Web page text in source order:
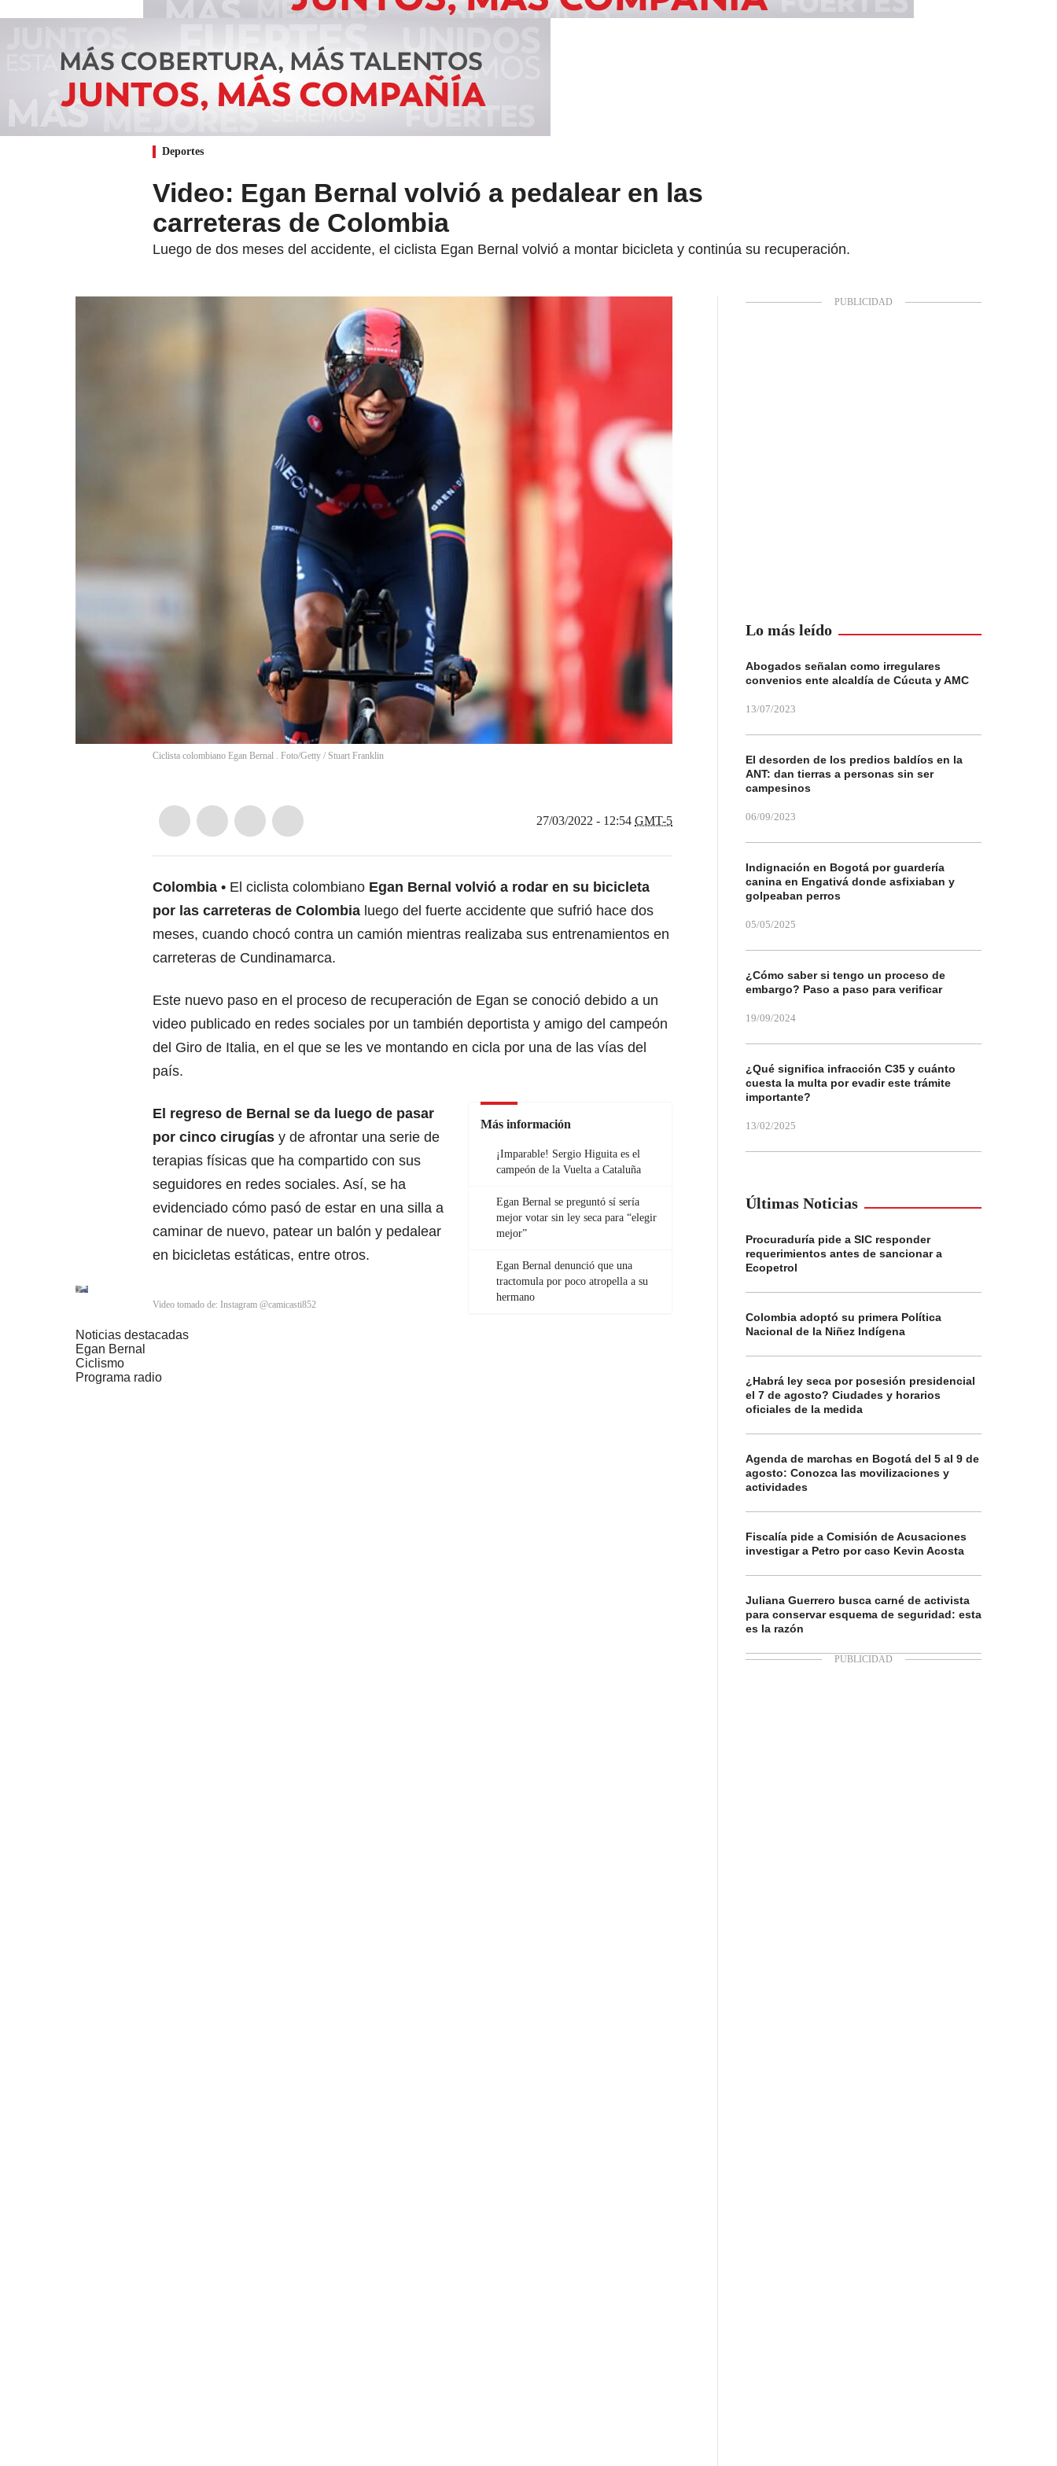
Deportes
Video: Egan Bernal volvió a pedalear en las
carreteras de Colombia
Luego de dos meses del accidente, el ciclista Egan Bernal volvió a montar bicicleta y continúa su recuperación.
Ciclista colombiano Egan Bernal . Foto/Getty / Stuart Franklin
27/03/2022 - 12:54 GMT-5
Colombia El ciclista colombiano Egan Bernal volvió a rodar en su bicicleta
por las carreteras de Colombia luego del fuerte accidente que sufrió hace dos
meses, cuando chocó contra un camión mientras realizaba sus entrenamientos en
carreteras de Cundinamarca.
Este nuevo paso en el proceso de recuperación de Egan se conoció debido a un
video publicado en redes sociales por un también deportista y amigo del campeón
del Giro de Italia, en el que se les ve montando en cicla por una de las vías del
país.
Más información
¡Imparable! Sergio Higuita es el
campeón de la Vuelta a Cataluña
Egan Bernal se preguntó sí sería
mejor votar sin ley seca para “elegir
mejor”
Egan Bernal denunció que una
tractomula por poco atropella a su
hermano
El regreso de Bernal se da luego de pasar
por cinco cirugías y de afrontar una serie de
terapias físicas que ha compartido con sus
seguidores en redes sociales. Así, se ha
evidenciado cómo pasó de estar en una silla a
caminar de nuevo, patear un balón y pedalear
en bicicletas estáticas, entre otros.
Video tomado de: Instagram @camicasti852
Noticias destacadas
Egan Bernal
Ciclismo
Programa radio
Lo más leído
Abogados señalan como irregulares
convenios ente alcaldía de Cúcuta y AMC
13/07/2023
El desorden de los predios baldíos en la
ANT: dan tierras a personas sin ser
campesinos
06/09/2023
Indignación en Bogotá por guardería
canina en Engativá donde asfixiaban y
golpeaban perros
05/05/2025
¿Cómo saber si tengo un proceso de
embargo? Paso a paso para verificar
19/09/2024
¿Qué significa infracción C35 y cuánto
cuesta la multa por evadir este trámite
importante?
13/02/2025
Últimas Noticias
Procuraduría pide a SIC responder
requerimientos antes de sancionar a
Ecopetrol
Colombia adoptó su primera Política
Nacional de la Niñez Indígena
¿Habrá ley seca por posesión presidencial
el 7 de agosto? Ciudades y horarios
oficiales de la medida
Agenda de marchas en Bogotá del 5 al 9 de
agosto: Conozca las movilizaciones y
actividades
Fiscalía pide a Comisión de Acusaciones
investigar a Petro por caso Kevin Acosta
Juliana Guerrero busca carné de activista
para conservar esquema de seguridad: esta
es la razón